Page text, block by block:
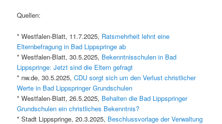
Quellen:
* Westfalen-Blatt, 11.7.2025, Ratsmehrheit lehnt eine
Elternbefragung in Bad Lippspringe ab
* Westfalen-Blatt, 30.5.2025, Bekenntnisschulen in Bad
Lippspringe: Jetzt sind die Eltern gefragt
* nw.de, 30.5.2025,CDU sorgt sich um den Verlust christlicher
Werte in Bad Lippspringer Grundschulen
* Westfalen-Blatt, 26.5.2025, Behalten die Bad Lippspringer
Grundschulen ein christliches Bekenntnis?
* Stadt Lippspringe, 20.3.2025, Beschlussvorlage der Verwaltung